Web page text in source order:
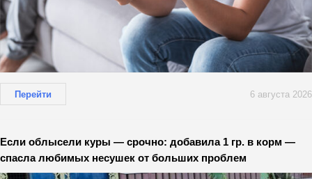
Перейти 6 августа 2026
Если облысели куры — срочно: добавила 1 гр. в корм —
спасла любимых несушек от больших проблем